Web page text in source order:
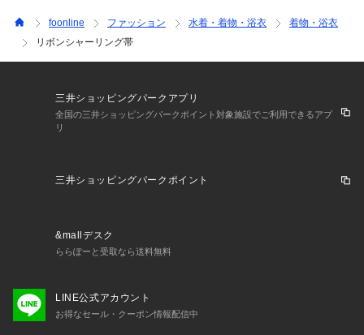
foonline ファッション 水着・着物・浴衣
着物・浴衣
リボンシャーリング帯
三井ショッピングパークアプリ
全国の三井ショッピングパークポイント対象施設でご利用できるアプ
リ
三井ショッピングパークポイント
&mallデスク
ららぽーと受取なら送料無料
LINE公式アカウント
お得なセール・クーポン情報配信中